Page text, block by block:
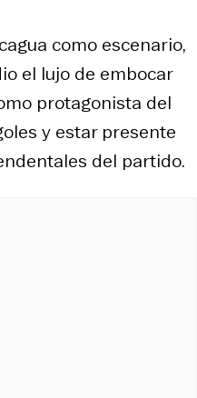
como escenario,
el lujo de embocar
protagonista del
y estar presente
del partido.